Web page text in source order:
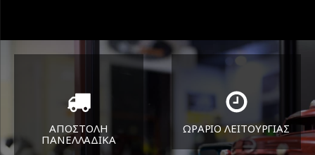
ΑΠΟΣΤΟΛΗ
ΠΑΝΕΛΛΑΔΙΚA
ΩΡΑΡΙΟ ΛΕΙΤΟΥΡΓΙΑΣ